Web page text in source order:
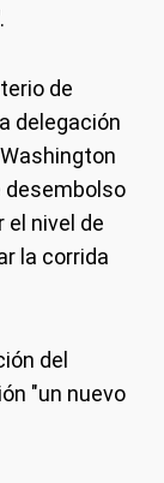
.
de
delegación
desembolso
el nivel de
la corrida
del
"un nuevo